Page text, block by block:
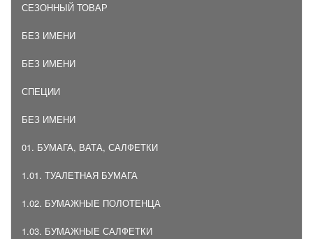
СЕЗОННЫЙ ТОВАР
БЕЗ ИМЕНИ
БЕЗ ИМЕНИ
СПЕЦИИ
БЕЗ ИМЕНИ
01. БУМАГА, ВАТА, САЛФЕТКИ
1.01. ТУАЛЕТНАЯ БУМАГА
1.02. БУМАЖНЫЕ ПОЛОТЕНЦА
1.03. БУМАЖНЫЕ САЛФЕТКИ